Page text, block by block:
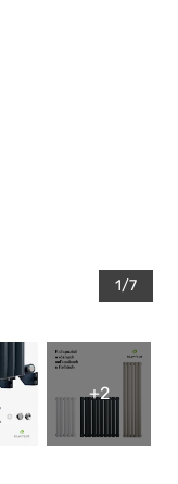
1/7
+2